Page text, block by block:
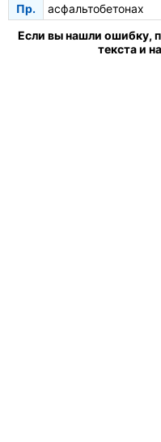
Пр.
асфальтобетонах
Если вы нашли ошибку,
текста и